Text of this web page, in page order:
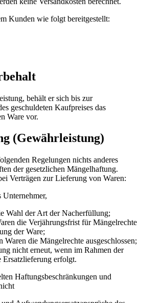
Kunden wie folgt bereitgestellt:
behält er sich bis zur
geschuldeten Kaufpreises das
Ware vor.
(Gewährleistung)
Regelungen nichts anderes
der gesetzlichen Mängelhaftung.
Verträgen zur Lieferung von Waren:
Wahl der Art der Nacherfüllung;
die Verjährungsfrist für Mängelrechte
der Ware;
Waren die Mängelrechte ausgeschlossen;
nicht erneut, wenn im Rahmen der
Ersatzlieferung erfolgt.
Haftungsbeschränkungen und